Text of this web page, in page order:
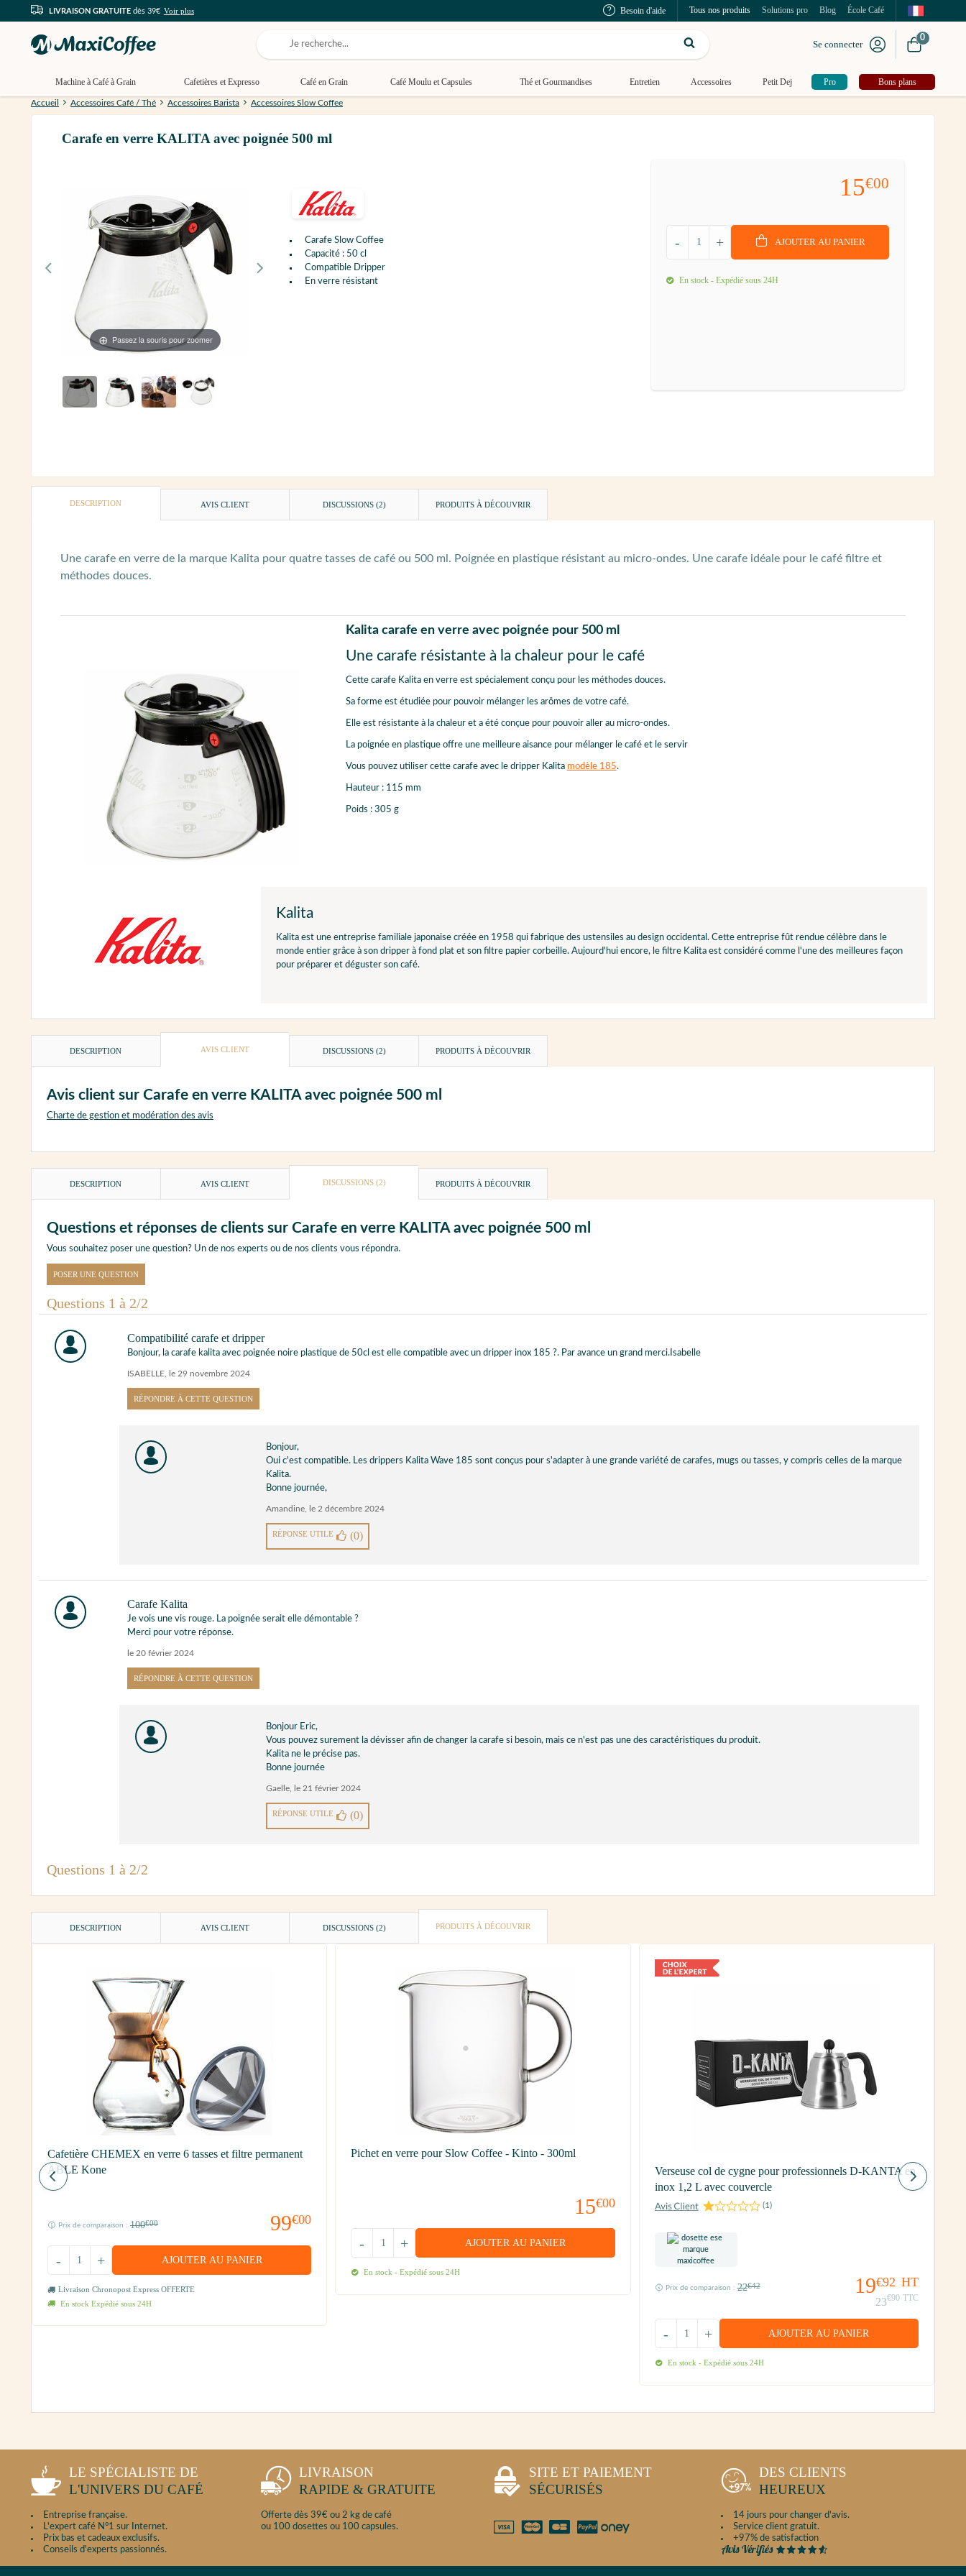
LIVRAISON GRATUITE dès 39€ Voir plus Besoin d'aide Tous nos produits Solutions pro Blog École Café
Se connecter
0
Machine à Café à Grain Cafetières et Expresso Café en Grain Café Moulu et Capsules Thé et Gourmandises Entretien Accessoires Petit Dej Pro Bons plans
Accueil Accessoires Café / Thé Accessoires Barista Accessoires Slow Coffee
Carafe en verre KALITA avec poignée 500 ml
Passez la souris pour zoomer
Carafe Slow Coffee
Capacité : 50 cl
Compatible Dripper
En verre résistant
15€00
+
- AJOUTER AU PANIER
En stock - Expédié sous 24H
DESCRIPTION AVIS CLIENT DISCUSSIONS (2) PRODUITS À DÉCOUVRIR
Une carafe en verre de la marque Kalita pour quatre tasses de café ou 500 ml. Poignée en plastique résistant au micro-ondes. Une carafe idéale pour le café filtre et
méthodes douces.
Kalita carafe en verre avec poignée pour 500 ml
Une carafe résistante à la chaleur pour le café
Cette carafe Kalita en verre est spécialement conçu pour les méthodes douces.
Sa forme est étudiée pour pouvoir mélanger les arômes de votre café.
Elle est résistante à la chaleur et a été conçue pour pouvoir aller au micro-ondes.
La poignée en plastique offre une meilleure aisance pour mélanger le café et le servir
Vous pouvez utiliser cette carafe avec le dripper Kalita modèle 185.
Hauteur : 115 mm
Poids : 305 g
Kalita
Kalita est une entreprise familiale japonaise créée en 1958 qui fabrique des ustensiles au design occidental. Cette entreprise fût rendue célèbre dans le
monde entier grâce à son dripper à fond plat et son filtre papier corbeille. Aujourd'hui encore, le filtre Kalita est considéré comme l'une des meilleures façon
pour préparer et déguster son café.
DESCRIPTION AVIS CLIENT DISCUSSIONS (2) PRODUITS À DÉCOUVRIR
Avis client sur Carafe en verre KALITA avec poignée 500 ml
Charte de gestion et modération des avis
DESCRIPTION AVIS CLIENT DISCUSSIONS (2) PRODUITS À DÉCOUVRIR
Questions et réponses de clients sur Carafe en verre KALITA avec poignée 500 ml
Vous souhaitez poser une question? Un de nos experts ou de nos clients vous répondra.
POSER UNE QUESTION
Questions 1 à 2/2
Compatibilité carafe et dripper
Bonjour, la carafe kalita avec poignée noire plastique de 50cl est elle compatible avec un dripper inox 185 ?. Par avance un grand merci.Isabelle
ISABELLE le 29 novembre 2024
RÉPONDRE À CETTE QUESTION
Bonjour,
Oui c'est compatible. Les drippers Kalita Wave 185 sont conçus pour s'adapter à une grande variété de carafes, mugs ou tasses, y compris celles de la marque
Kalita.
Bonne journée,
Amandine, le 2 décembre 2024
RÉPONSE UTILE (0)
Carafe Kalita
Je vois une vis rouge. La poignée serait elle démontable ?
Merci pour votre réponse.
le 20 février 2024
RÉPONDRE À CETTE QUESTION
Bonjour Eric,
Vous pouvez surement la dévisser afin de changer la carafe si besoin, mais ce n'est pas une des caractéristiques du produit.
Kalita ne le précise pas.
Bonne journée
Gaelle, le 21 février 2024
RÉPONSE UTILE (0)
Questions 1 à 2/2
DESCRIPTION AVIS CLIENT DISCUSSIONS (2) PRODUITS À DÉCOUVRIR
Cafetière CHEMEX en verre 6 tasses et filtre permanent
ABLE Kone
99€00
Prix de comparaison : 100€00
+
- AJOUTER AU PANIER
Livraison Chronopost Express OFFERTE
En stock Expédié sous 24H
Pichet en verre pour Slow Coffee - Kinto - 300ml
15€00
+
- AJOUTER AU PANIER
En stock - Expédié sous 24H
Verseuse col de cygne pour professionnels D-KANTA en
inox 1,2 L avec couvercle
(1)
19€92 HT
23€90 TTC
Prix de comparaison :22€42
+
- AJOUTER AU PANIER
En stock - Expédié sous 24H
LE SPÉCIALISTE DE
L'UNIVERS DU CAFÉ
Entreprise française.
L'expert café N°1 sur Internet.
Prix bas et cadeaux exclusifs.
Conseils d'experts passionnés.
LIVRAISON
RAPIDE & GRATUITE
Offerte dès 39€ ou 2 kg de café
ou 100 dosettes ou 100 capsules.
SITE ET PAIEMENT
SÉCURISÉS
DES CLIENTS
HEUREUX
14 jours pour changer d'avis.
Service client gratuit.
+97% de satisfaction